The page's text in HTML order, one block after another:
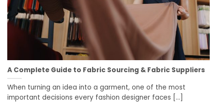
A Complete Guide to Fabric Sourcing & Fabric Suppliers
When turning an idea into a garment, one of the most
important decisions every fashion designer faces [...]